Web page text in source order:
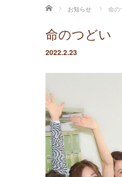
ホーム お知らせ 命
命のつどい
2022.2.23